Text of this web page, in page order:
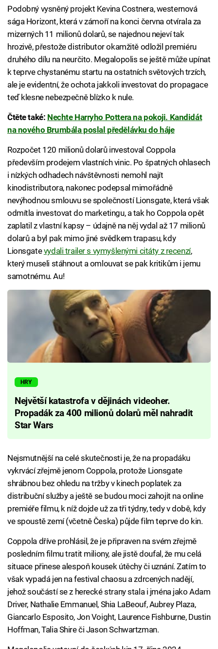
Podobný vysněný projekt Kevina Costnera, westernová
sága Horizont, která v zámoří na konci června otvírala za
mizerných 11 milionů dolarů, se najednou nejeví tak
hrozivě, přestože distributor okamžitě odložil premiéru
druhého dílu na neurčito. Megalopolis se ještě může upínat
k teprve chystanému startu na ostatních světových trzích,
ale je evidentní, že ochota jakkoli investovat do propagace
teď klesne nebezpečně blízko k nule.
Čtěte také: Nechte Harryho Pottera na pokoji. Kandidát
na nového Brumbála poslal předělávku do háje
Rozpočet 120 milionů dolarů investoval Coppola
především prodejem vlastních vinic. Po špatných ohlasech
i nízkých odhadech návštěvnosti nemohl najít
kinodistributora, nakonec podepsal mimořádně
nevýhodnou smlouvu se společností Lionsgate, která však
odmítla investovat do marketingu, a tak ho Coppola opět
zaplatil z vlastní kapsy – údajně na něj vydal až 17 milionů
dolarů a byl pak mimo jiné svědkem trapasu, kdy
Lionsgatevydali trailer s vymyšlenými citáty z recenzí,
který museli stáhnout a omlouvat se pak kritikům i jemu
samotnému. Au!
HRY
Největší katastrofa v dějinách videoher.
Propadák za 400 milionů dolarů měl nahradit
Star Wars
Nejsmutnější na celé skutečnosti je, že na propadáku
vykrvácí zřejmě jenom Coppola, protože Lionsgate
shrábnou bez ohledu na tržby v kinech poplatek za
distribuční služby a ještě se budou moci zahojit na online
premiéře filmu, k níž dojde už za tři týdny, tedy v době, kdy
ve spoustě zemí (včetně Česka) půjde film teprve do kin.
Coppola dříve prohlásil, že je připraven na svém zřejmě
posledním filmu tratit miliony, ale jistě doufal, že mu celá
situace přinese alespoň kousek útěchy či uznání. Zatím to
však vypadá jen na festival chaosu a zdrcených nadějí,
jehož součástí se z herecké strany stala i jména jako Adam
Driver, Nathalie Emmanuel, Shia LaBeouf, Aubrey Plaza,
Giancarlo Esposito, Jon Voight, Laurence Fishburne, Dustin
Hoffman, Talia Shire či Jason Schwartzman.